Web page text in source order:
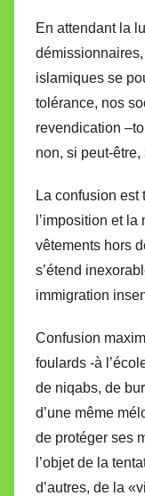
En attendant la
islamiques se
tolérance, nos
revendication
non, si peut-
La confusion
l’imposition et
vêtements hors
s’étend
immigration
Confusion
foulards -à
de niqabs, de
d’une même
de protéger ses
l’objet de la
d’autres, de la